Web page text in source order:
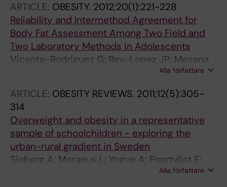
ARTICLE: OBESITY. 2012;20(1):221-228
Reliability and Intermethod Agreement for
Body Fat Assessment Among Two Field and
Two Laboratory Methods in Adolescents
Vicente-Rodriguez G; Rey-Lopez JP; Mesana
MI; Poortvliet E; Ortega FB; Polito A; Nagy E;
Alla författare
ARTICLE: OBESITY REVIEWS. 2011;12(5):305-
314
Overweight and obesity in a representative
sample of schoolchildren - exploring the
urban-rural gradient in Sweden
Sjoberg A; Moraeus L; Yngve A; Poortvliet E;
Alla författare